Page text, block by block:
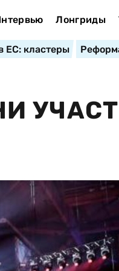
Лонгриды
ЕС: кластеры